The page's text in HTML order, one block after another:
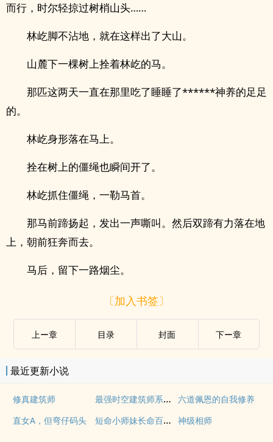
而行，时尔轻掠过树梢山头……
林屹脚不沾地，就在这样出了大山。
山麓下一棵树上拴着林屹的马。
那匹这两天一直在那里吃了睡睡了******神养的足足
的。
林屹身形落在马上。
拴在树上的僵绳也瞬间开了。
林屹抓住僵绳，一勒马首。
那马前蹄扬起，发出一声嘶叫。然后双蹄有力落在地
上，朝前狂奔而去。
马后，留下一路烟尘。
〔加入书签〕
上ー章 目录 封面 下ー章
最近更新小说
修真建筑师 最强时空建筑师系统教化诸天
六道佩恩的自我修养
直女A，但弯仔码头
短命小师妹长命百岁了 神级相师